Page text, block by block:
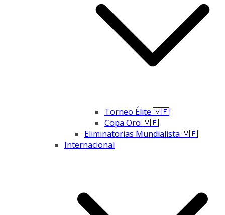
Torneo Élite 🇻🇪
Copa Oro 🇻🇪
Eliminatorias Mundialista 🇻🇪
Internacional